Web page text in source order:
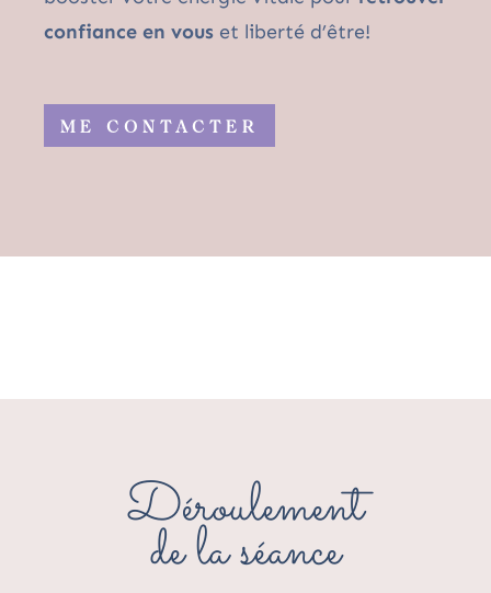
confiance en vous et liberté d’être!
ME CONTACTER
Déroulement
de la séance